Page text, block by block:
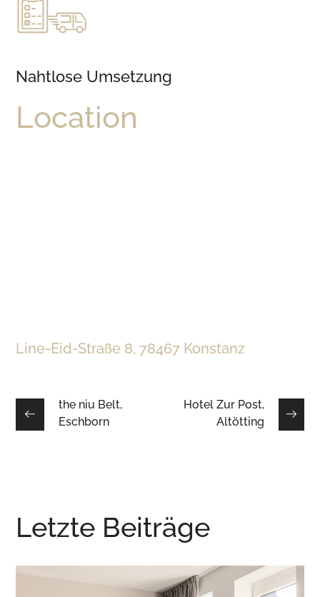
Nahtlose Umsetzung
Location
Line-Eid-Straße 8, 78467 Konstanz
the niu Belt,
Eschborn
Hotel Zur Post,
Altötting
Letzte Beiträge